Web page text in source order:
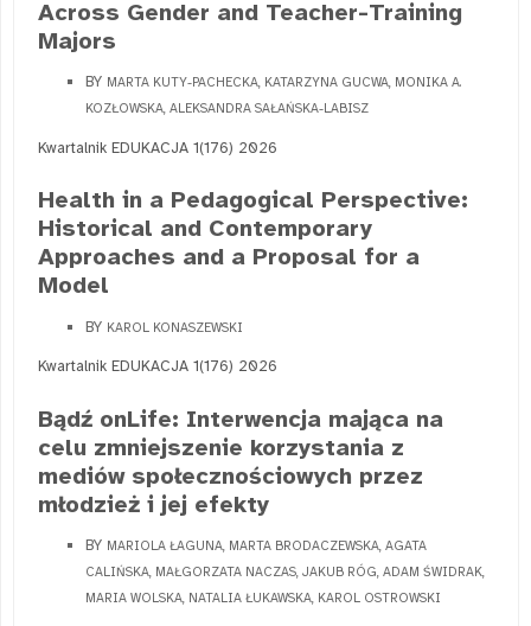
Across Gender and Teacher-Training
Majors
BY MARTA KUTY-PACHECKA, KATARZYNA GUCWA, MONIKA A.
KOZŁOWSKA, ALEKSANDRA SAŁAŃSKA-LABISZ
Kwartalnik EDUKACJA 1(176) 2026
Health in a Pedagogical Perspective:
Historical and Contemporary
Approaches and a Proposal for a
Model
BY KAROL KONASZEWSKI
Kwartalnik EDUKACJA 1(176) 2026
Bądź onLife: Interwencja mająca na
celu zmniejszenie korzystania z
mediów społecznościowych przez
młodzież i jej efekty
BY MARIOLA ŁAGUNA, MARTA BRODACZEWSKA, AGATA
CALIŃSKA, MAŁGORZATA NACZAS, JAKUB RÓG, ADAM ŚWIDRAK,
MARIA WOLSKA, NATALIA ŁUKAWSKA, KAROL OSTROWSKI